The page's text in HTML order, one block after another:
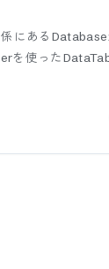
にあるDatabase
を使った